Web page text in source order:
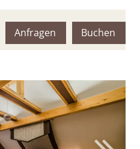
Buchen
Anfragen